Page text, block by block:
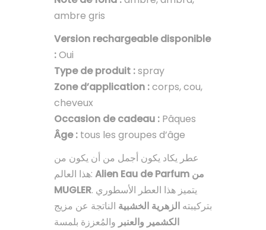
ambre gris
Version rechargeable disponible
:Oui
Type de produit :spray
Zone d’application :corps, cou,
cheveux
Occasion de cadeau : Pâques
Âge : tous les groupes d’âge
عطر يكاد يكون أجمل من أن يكون من
هذا العالم: Alien Eau de Parfum من
MUGLER. يتميز هذا العطر الأسطوري
بتركيبته الزهرية الخشبية الناتجة عن مزيج
الكشمير والعنبر والمُعززة بلمسة